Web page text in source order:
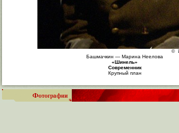
©
Башмачкин — Марина Неелова
«Шинель»
Современник
Крупный план